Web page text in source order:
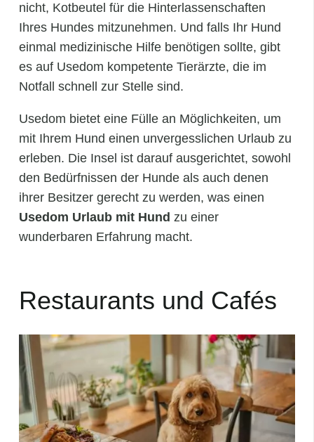
nicht, Kotbeutel für die Hinterlassenschaften
Ihres Hundes mitzunehmen. Und falls Ihr Hund
einmal medizinische Hilfe benötigen sollte, gibt
es auf Usedom kompetente Tierärzte, die im
Notfall schnell zur Stelle sind.
Usedom bietet eine Fülle an Möglichkeiten, um
mit Ihrem Hund einen unvergesslichen Urlaub zu
erleben. Die Insel ist darauf ausgerichtet, sowohl
den Bedürfnissen der Hunde als auch denen
ihrer Besitzer gerecht zu werden, was einen
Usedom Urlaub mit Hund zu einer
wunderbaren Erfahrung macht.
Restaurants und Cafés